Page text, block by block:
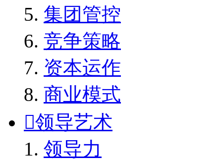
集团管控
竞争策略
资本运作
商业模式
领导艺术
领导力